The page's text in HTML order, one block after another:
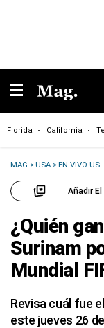
Florida California
MAG >USA >EN VIVO US
Añadir
¿Quién
Surinam
Mundial
Revisa cuál fue
este jueves 26